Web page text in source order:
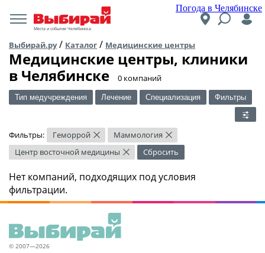
Погода в Челябинске
Места и события Челябинска
Выбирай.ру/ Каталог / Медицинские центры
Медицинские центры, клиники
в Челябинске
​0 компаний
Тип медучреждения Лечение Специализация Фильтры
Фильтры: Геморрой × Маммология ×
Центр восточной медицины × Сбросить
Нет компаний, подходящих под условия
фильтрации.
© 2007—2026